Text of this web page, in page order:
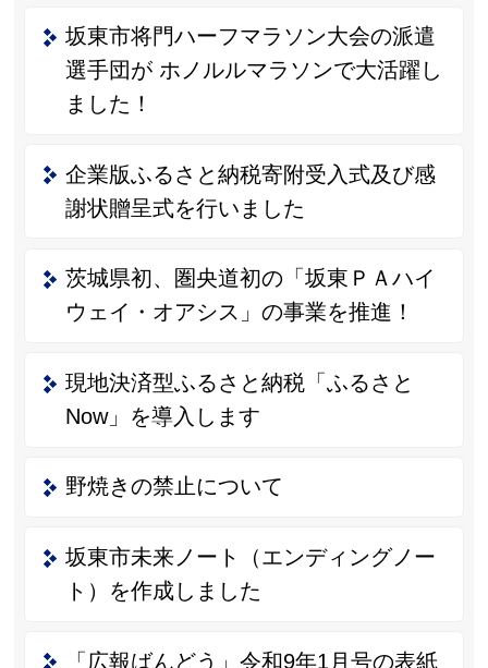
坂東市将門ハーフマラソン大会の派遣
選手団が ホノルルマラソンで大活躍し
ました！
企業版ふるさと納税寄附受入式及び感
謝状贈呈式を行いました
茨城県初、圏央道初の「坂東ＰＡハイ
ウェイ・オアシス」の事業を推進！
現地決済型ふるさと納税「ふるさと
Now」を導入します
野焼きの禁止について
坂東市未来ノート（エンディングノー
ト）を作成しました
「広報ばんどう」令和9年1月号の表紙